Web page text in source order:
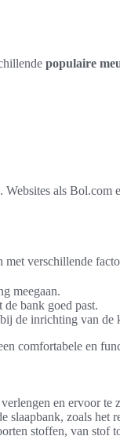
populaire
als Bol.com
met verschillende
meegaan.
bank goed past.
de inrichting van de
comfortabele en
en ervoor te
slaapbank, zoals het
stoffen, van stof